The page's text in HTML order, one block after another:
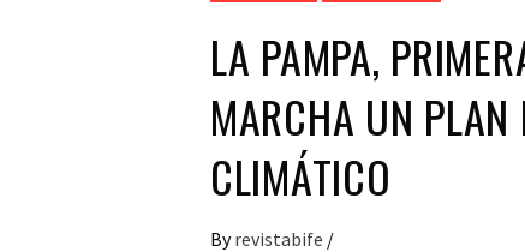
LA PAMPA,
MARCHA UN PLAN
CLIMÁTICO
By revistabife /